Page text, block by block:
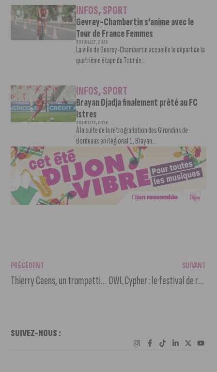
INFOS,SPORT
Gevrey-Chambertin s’anime avec le
Tour de France Femmes
30 JUILLET, 2026
La ville de Gevrey-Chambertin accueille le départ de la
quatrième étape du Tour de...
INFOS,SPORT
Brayan Djadja finalement prêté au FC
Istres
28 JUILLET, 2026
À la suite de la rétrogradation des Girondins de
Bordeaux en Régional 1, Brayan...
PRÉCÉDENT
Thierry Caens, un trompettiste professionnel engagé et passionné
SUIVANT
OWL Cypher : le festival de rap qui réveille la scène locale
SUIVEZ-NOUS :